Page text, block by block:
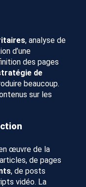
, analyse de
d’une
des pages
de
beaucoup.
sur les
œuvre de la
de pages
, de posts
vidéo. La